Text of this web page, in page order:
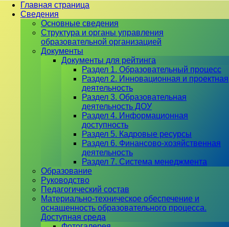
Главная страница
Сведения
Основные сведения
Структура и органы управления
образовательной организацией
Документы
Документы для рейтинга
Раздел 1. Образовательный процесс
Раздел 2. Инновационная и проектная
деятельность
Раздел 3. Образовательная
деятельность ДОУ
Раздел 4. Информационная
доступность
Раздел 5. Кадровые ресурсы
Раздел 6. Финансово-хозяйственная
деятельность
Раздел 7. Система менеджмента
Образование
Руководство
Педагогический состав
Материально-техническое обеспечение и
оснащенность образовательного процесса.
Доступная среда